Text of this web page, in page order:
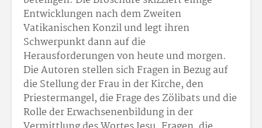
Entwicklungen nach dem Zweiten
Vatikanischen Konzil und legt ihren
Schwerpunkt dann auf die
Herausforderungen von heute und morgen.
Die Autoren stellen sich Fragen in Bezug auf
die Stellung der Frau in der Kirche, den
Priestermangel, die Frage des Zölibats und die
Rolle der Erwachsenenbildung in der